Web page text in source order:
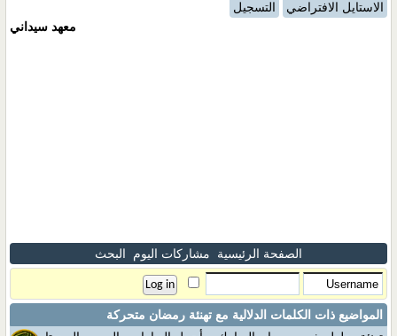
الاستايل الافتراضي
التسجيل
معهد سيداني
الصفحة الرئيسية مشاركات اليوم البحث
المواضيع ذات الكلمات الدلالية معتهنئة رمضان متحركة